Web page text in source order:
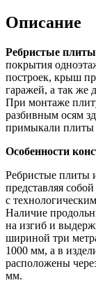
Описание
Ребристые
покрытия
построек, крыш
гаражей, а так же
При монтаже
разбивным осям
примыкали плиты
Особенности
Ребристые плиты
представляя
с
Наличие
на изгиб и
шириной три
1000 мм, а в
расположены
мм.